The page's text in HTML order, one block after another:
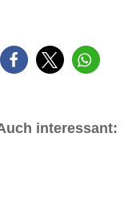
interessant: